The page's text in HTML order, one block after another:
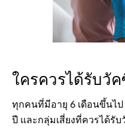
ใครควรได้รับวั
ทุกคนที่มีอายุ 6 เดือนขึ้นไ
ปี และกลุ่มเสี่ยงที่ควรได้รั